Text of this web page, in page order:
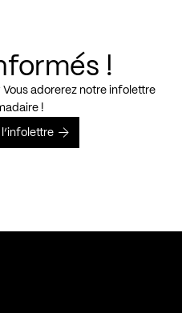
!
adorerez notre infolettre
!